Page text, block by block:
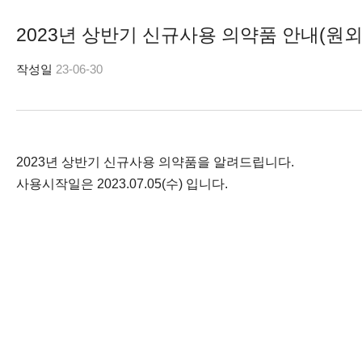
2023년 상반기 신규사용 의약품 안내(원
작성일 23-06-30
2023년 상반기 신규사용 의약품을 알려드립니다.
사용시작일은 2023.07.05(수) 입니다.